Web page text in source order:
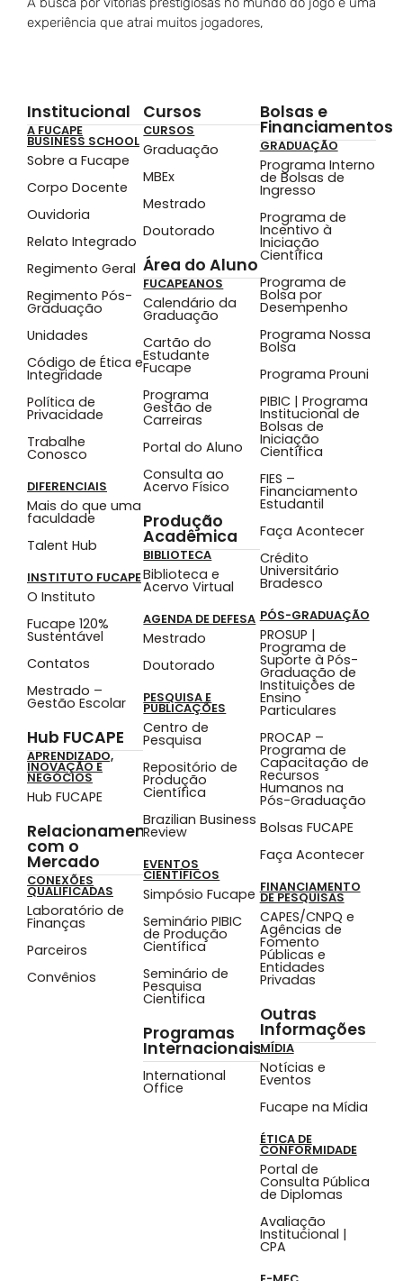
experiência que atrai muitos jogadores,
Institucional
A FUCAPE
BUSINESS SCHOOL
Sobre a Fucape
Corpo Docente
Ouvidoria
Relato Integrado
Regimento Geral
Regimento Pós-
Graduação
Unidades
Código de Ética e
Integridade
Política de
Privacidade
Trabalhe
Conosco
DIFERENCIAIS
Mais do que uma
faculdade
Talent Hub
INSTITUTO FUCAPE
O Instituto
Fucape 120%
Sustentável
Contatos
Mestrado –
Gestão Escolar
Hub FUCAPE
APRENDIZADO,
INOVAÇÃO E
NEGÓCIOS
Hub FUCAPE
Relacionamento
com o
Mercado
CONEXÕES
QUALIFICADAS
Laboratório de
Finanças
Parceiros
Convênios
Cursos
CURSOS
Graduação
MBEx
Mestrado
Doutorado
Área do Aluno
FUCAPEANOS
Calendário da
Graduação
Cartão do
Estudante
Fucape
Programa
Gestão de
Carreiras
Portal do Aluno
Consulta ao
Acervo Físico
Produção
Acadêmica
BIBLIOTECA
Biblioteca e
Acervo Virtual
AGENDA DE DEFESA
Mestrado
Doutorado
PESQUISA E
PUBLICAÇÕES
Centro de
Pesquisa
Repositório de
Produção
Científica
Brazilian Business
Review
EVENTOS
CIENTÍFICOS
Simpósio Fucape
Seminário PIBIC
de Produção
Científica
Seminário de
Pesquisa
Cientifica
Programas
Internacionais
International
Office
Bolsas e
Financiamentos
GRADUAÇÃO
Programa Interno
de Bolsas de
Ingresso
Programa de
Incentivo à
Iniciação
Científica
Programa de
Bolsa por
Desempenho
Programa Nossa
Bolsa
Programa Prouni
PIBIC | Programa
Institucional de
Bolsas de
Iniciação
Científica
FIES –
Financiamento
Estudantil
Faça Acontecer
Crédito
Universitário
Bradesco
PÓS-GRADUAÇÃO
PROSUP |
Programa de
Suporte à Pós-
Graduação de
Instituições de
Ensino
Particulares
PROCAP –
Programa de
Capacitação de
Recursos
Humanos na
Pós-Graduação
Bolsas FUCAPE
Faça Acontecer
FINANCIAMENTO
DE PESQUISAS
CAPES/CNPQ e
Agências de
Fomento
Públicas e
Entidades
Privadas
Outras
Informações
MÍDIA
Notícias e
Eventos
Fucape na Mídia
ÉTICA DE
CONFORMIDADE
Portal de
Consulta Pública
de Diplomas
Avaliação
Institucional |
CPA